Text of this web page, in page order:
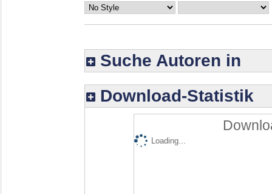
Suche Autoren in
Download-Statistik
Loading...